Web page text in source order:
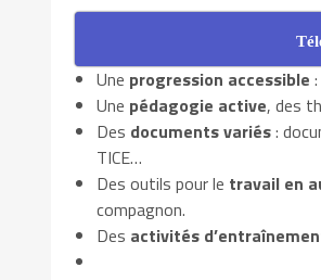
Une progression accessible
Une pédagogie active, des
Des documents variés:
TICE…
Des outils pour le travail en
compagnon.
Des activités